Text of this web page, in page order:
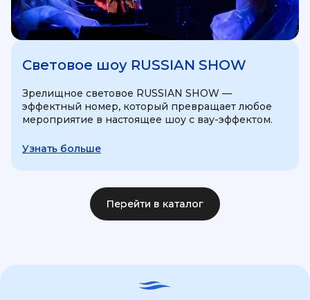
Световое шоу RUSSIAN SHOW
Зрелищное световое RUSSIAN SHOW —
эффектный номер, который превращает любое
мероприятие в настоящее шоу с вау-эффектом.
Узнать больше
Перейти в каталог